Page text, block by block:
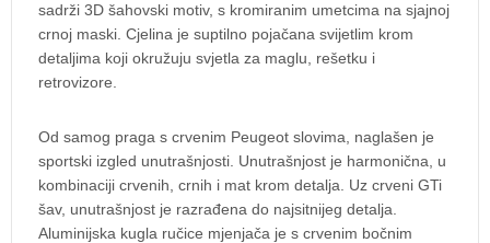
sadrži 3D šahovski motiv, s kromiranim umetcima na sjajnoj
crnoj maski. Cjelina je suptilno pojačana svijetlim krom
detaljima koji okružuju svjetla za maglu, rešetku i
retrovizore.
Od samog praga s crvenim Peugeot slovima, naglašen je
sportski izgled unutrašnjosti. Unutrašnjost je harmonična, u
kombinaciji crvenih, crnih i mat krom detalja. Uz crveni GTi
šav, unutrašnjost je razrađena do najsitnijeg detalja.
Aluminijska kugla ručice mjenjača je s crvenim bočnim